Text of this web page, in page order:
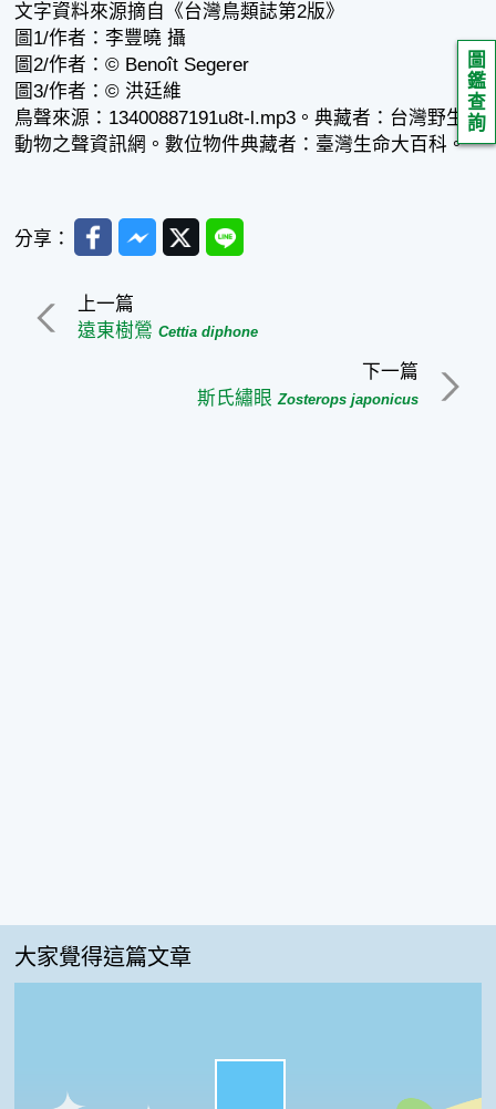
圖
鑑
查
詢
文字資料來源摘自《台灣鳥類誌第2版》
圖1/作者：李豐曉 攝
圖2/作者：© Benoît Segerer
圖3/作者：© 洪廷維
鳥聲來源：13400887191u8t-l.mp3。典藏者：台灣野生
動物之聲資訊網。數位物件典藏者：臺灣生命大百科。
分享： FacebookMessenger
TwitterLine
上一篇
遠東樹鶯Cettia diphone
下一篇
斯氏繡眼Zosterops japonicus
大家覺得這篇文章